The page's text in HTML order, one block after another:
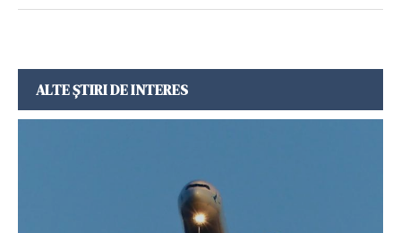
ALTE ȘTIRI DE INTERES